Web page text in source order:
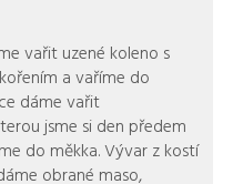
vařit uzené koleno s
a vaříme do
dáme vařit
jsme si den předem
do měkka. Vývar z kostí
obrané maso,